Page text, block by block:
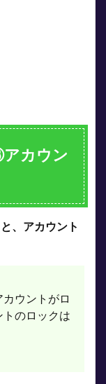
カウン
、アカウント
ウントがロ
のロックは